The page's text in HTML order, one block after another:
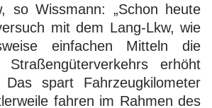
so Wissmann: „Schon heute
mit dem Lang-Lkw, wie
einfachen Mitteln die
erhöht
spart Fahrzeugkilometer
fahren im Rahmen des